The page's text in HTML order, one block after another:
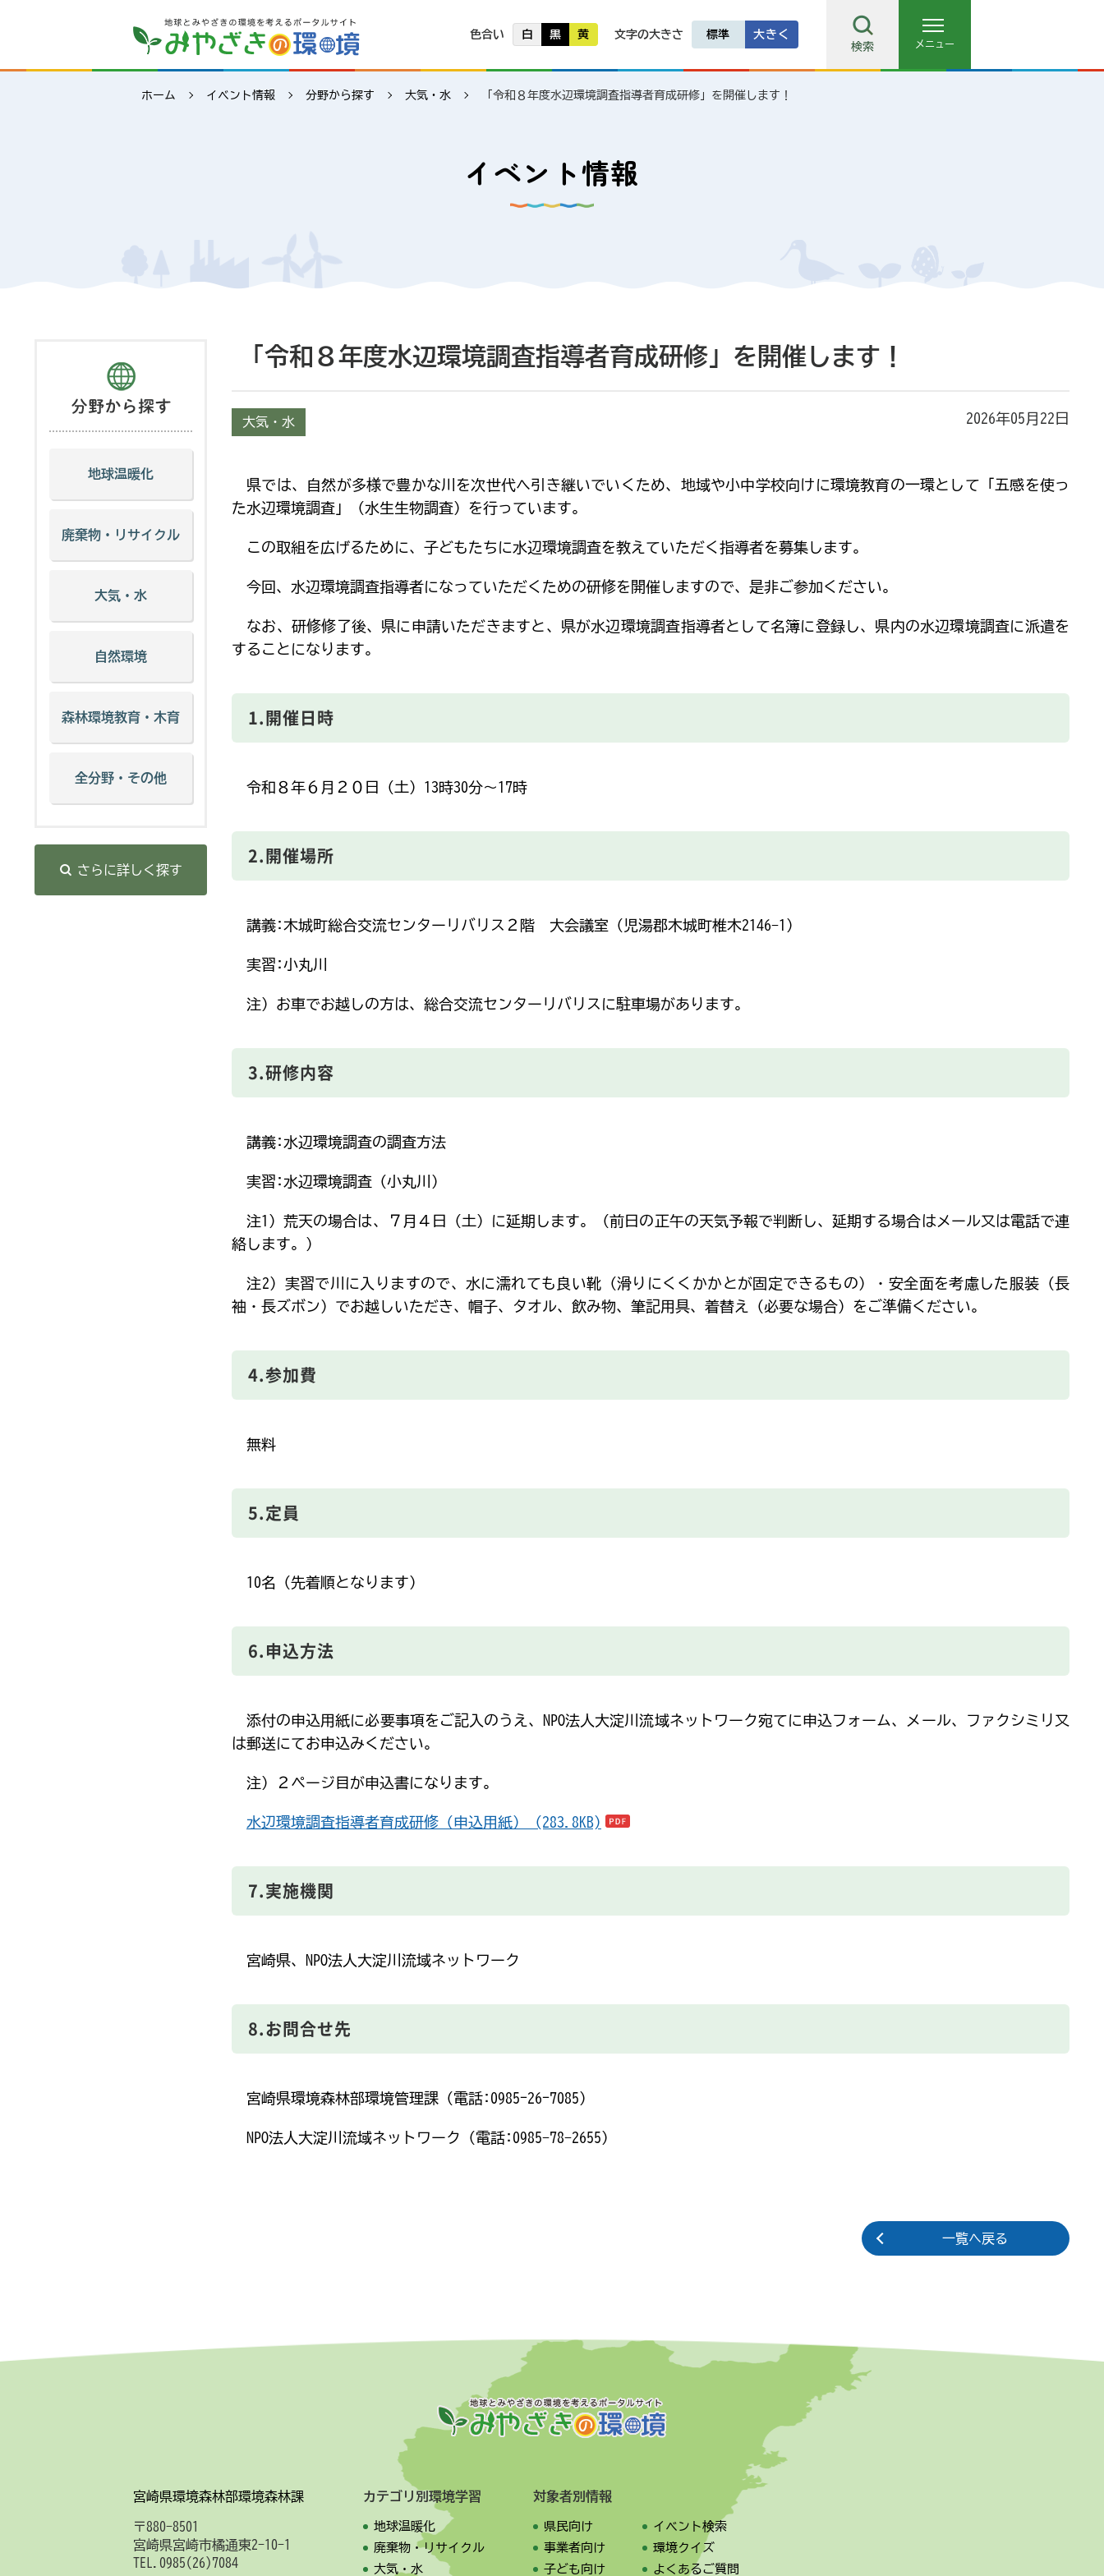
色合い 白 黒 黄 文字の大きさ 標準
大きく
検索
メニュー
ホーム イベント情報 分野から探す 大気・水 「令和８年度水辺環境調査指導者育成研修」を開催します！
イベント情報
「令和８年度水辺環境調査指導者育成研修」を開催します！
大気・水 2026年05月22日
県では、自然が多様で豊かな川を次世代へ引き継いでいくため、地域や小中学校向けに環境教育の一環として「五感を使っ
た水辺環境調査」（水生生物調査）を行っています。
この取組を広げるために、子どもたちに水辺環境調査を教えていただく指導者を募集します。
今回、水辺環境調査指導者になっていただくための研修を開催しますので、是非ご参加ください。
なお、研修修了後、県に申請いただきますと、県が水辺環境調査指導者として名簿に登録し、県内の水辺環境調査に派遣を
することになります。
1.開催日時
令和８年６月２０日（土）13時30分～17時
2.開催場所
講義:木城町総合交流センターリバリス２階 大会議室（児湯郡木城町椎木2146-1）
実習:小丸川
注）お車でお越しの方は、総合交流センターリバリスに駐車場があります。
3.研修内容
講義:水辺環境調査の調査方法
実習:水辺環境調査（小丸川）
注1）荒天の場合は、７月４日（土）に延期します。（前日の正午の天気予報で判断し、延期する場合はメール又は電話で連
絡します。）
注2）実習で川に入りますので、水に濡れても良い靴（滑りにくくかかとが固定できるもの）・安全面を考慮した服装（長
袖・長ズボン）でお越しいただき、帽子、タオル、飲み物、筆記用具、着替え（必要な場合）をご準備ください。
4.参加費
無料
5.定員
10名（先着順となります）
6.申込方法
添付の申込用紙に必要事項をご記入のうえ、NPO法人大淀川流域ネットワーク宛てに申込フォーム、メール、ファクシミリ又
は郵送にてお申込みください。
注）２ページ目が申込書になります。
水辺環境調査指導者育成研修（申込用紙） (283.8KB)
7.実施機関
宮崎県、NPO法人大淀川流域ネットワーク
8.お問合せ先
宮崎県環境森林部環境管理課（電話:0985ｰ26ｰ7085）
NPO法人大淀川流域ネットワーク（電話:0985-78-2655）
一覧へ戻る
地球温暖化
廃棄物・リサイクル
大気・水
自然環境
森林環境教育・木育
全分野・その他
さらに詳しく探す
宮崎県環境森林部環境森林課
〒880-8501
宮崎県宮崎市橘通東2-10-1
TEL.0985(26)7084
カテゴリ別環境学習
地球温暖化
廃棄物・リサイクル
大気・水
対象者別情報
県民向け
事業者向け
子ども向け
イベント検索
環境クイズ
よくあるご質問